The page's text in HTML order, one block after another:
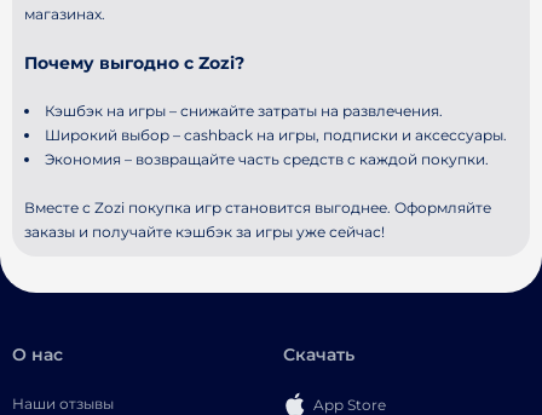
магазинах.
Почему выгодно с Zozi?
Кэшбэк на игры – снижайте затраты на развлечения.
Широкий выбор – cashback на игры, подписки и аксессуары.
Экономия – возвращайте часть средств с каждой покупки.
Вместе с Zozi покупка игр становится выгоднее. Оформляйте
заказы и получайте кэшбэк за игры уже сейчас!
О нас
Наши отзывы
Скачать
App Store